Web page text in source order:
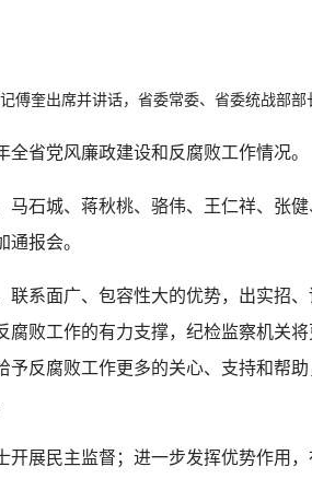
奎出席并讲话，省委常委、省委统战部部
省党风廉政建设和反腐败工作情况。
城、蒋秋桃、骆伟、王仁祥、张健
报会。
系面广、包容性大的优势，出实招、
败工作的有力支撑，纪检监察机关
反腐败工作更多的关心、支持和帮
展民主监督；进一步发挥优势作用，